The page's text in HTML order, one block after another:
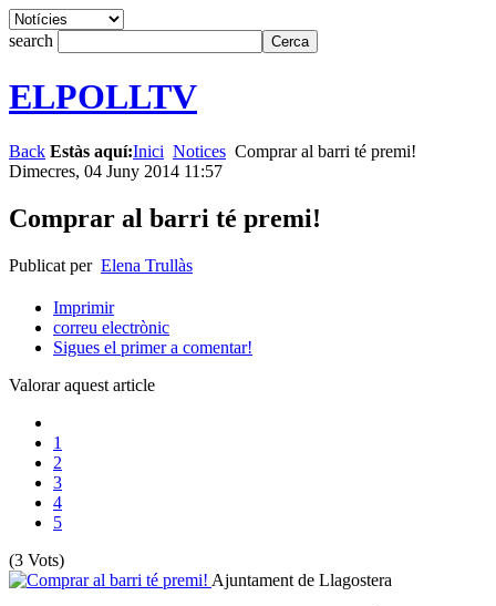
search
ELPOLLTV
Back Estàs aquí:Inici Notices Comprar al barri té premi!
Dimecres, 04 Juny 2014 11:57
Comprar al barri té premi!
Publicat per Elena Trullàs
Imprimir
correu electrònic
Sigues el primer a comentar!
Valorar aquest article
1
2
3
4
5
(3 Vots)
Ajuntament de Llagostera